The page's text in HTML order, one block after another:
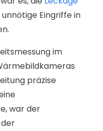
Eingriffe in
im
präzise
war der